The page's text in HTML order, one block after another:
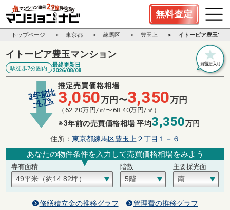
無料査定
トップページ 東京都 練馬区 豊玉上 イトーピア豊玉マ
イトーピア豊玉マンション
駅徒歩7分圏内
最終更新日
2026/08/08
3年前比
-4.7%
推定売買価格相場
3,050万円〜3,350万円
（ 62.20万円/㎡〜68.40万円/㎡）
※3年前の売買価格相場 平均3,350万円
住所： 東京都練馬区豊玉上２丁目１－６
あなたの物件条件を入力して売買価格相場をみよう
専有面積 階数 主要採光面
修繕積立金の推移グラフ 管理費の推移グラフ